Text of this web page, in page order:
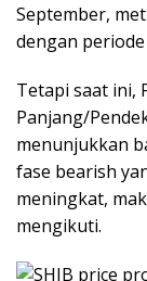
September,
dengan periode
Tetapi saat ini,
Panjang/
menunjukkan
fase bearish
meningkat,
mengikuti.